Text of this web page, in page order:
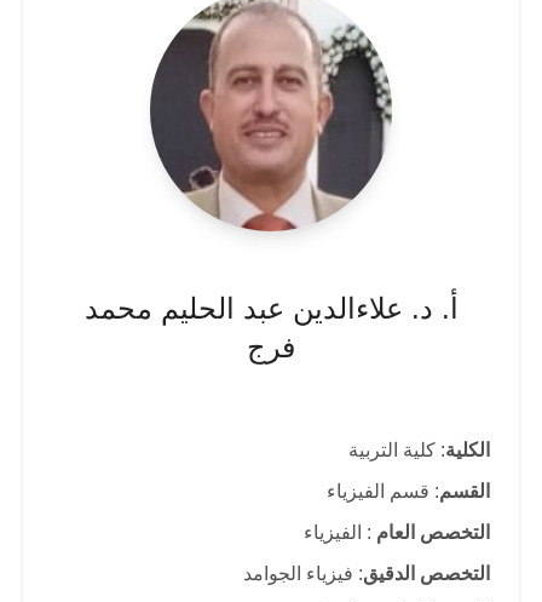
أ. د. علاءالدين عبد الحليم محمد
فرج
الكلية: كلية التربية
القسم: قسم الفيزياء
التخصص العام : الفيزياء
التخصص الدقيق: فيزياء الجوامد